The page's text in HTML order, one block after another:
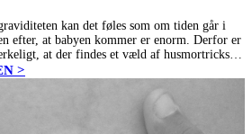
kan det føles som om tiden går i
efter, at babyen kommer er enorm. Derfor er
at der findes et væld af husmortricks til
>